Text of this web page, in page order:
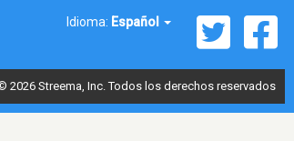
Idioma: Español
2026 Streema, Inc. Todos los derechos reservados